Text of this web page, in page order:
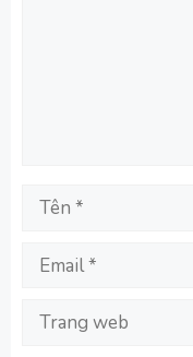
Tên
Email
Trang